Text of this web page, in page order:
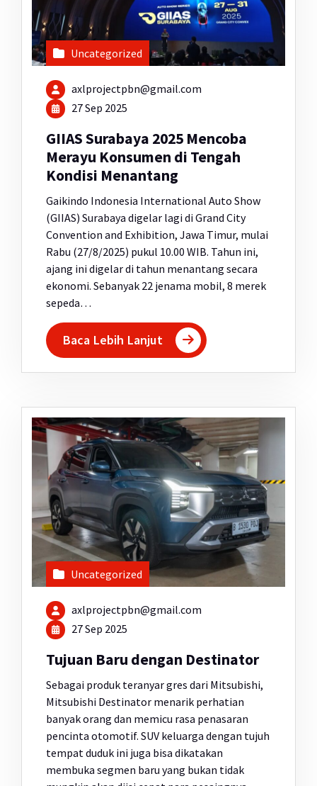
Uncategorized
axlprojectpbn@gmail.com
27 Sep 2025
GIIAS Surabaya 2025 Mencoba
Merayu Konsumen di Tengah
Kondisi Menantang
Gaikindo Indonesia International Auto Show
(GIIAS) Surabaya digelar lagi di Grand City
Convention and Exhibition, Jawa Timur, mulai
Rabu (27/8/2025) pukul 10.00 WIB. Tahun ini,
ajang ini digelar di tahun menantang secara
ekonomi. Sebanyak 22 jenama mobil, 8 merek
sepeda…
Baca Lebih Lanjut
Uncategorized
axlprojectpbn@gmail.com
27 Sep 2025
Tujuan Baru dengan Destinator
Sebagai produk teranyar gres dari Mitsubishi,
Mitsubishi Destinator menarik perhatian
banyak orang dan memicu rasa penasaran
pencinta otomotif. SUV keluarga dengan tujuh
tempat duduk ini juga bisa dikatakan
membuka segmen baru yang bukan tidak